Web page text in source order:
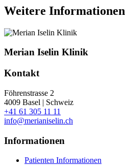
Weitere Informationen
Merian Iselin Klinik
Kontakt
Föhrenstrasse 2
4009 Basel | Schweiz
+41 61 305 11 11
info@merianiselin.ch
Informationen
Patienten Informationen